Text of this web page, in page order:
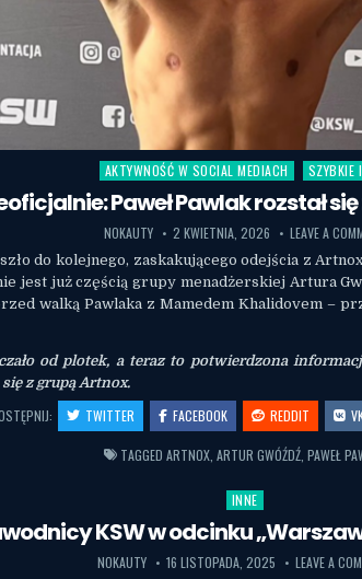
Posted in
AKTYWNOŚĆ W SOCIAL MEDIACH SZYBKIE
Paweł Pawlak rozstał
NOKAUTY 2 KWIETNIA, 2026 LEAVE A
do kolejnego, zaskakującego odejścia z
jest już częścią grupy menadżerskiej Artura
walką Pawlaka z Mamedem Khalidovem –
od plotek, a teraz to potwierdzona
z grupą Artnox.
TWITTER FACEBOOK REDDIT
TAGGED ARTNOX, ARTUR GWÓŹDŹ, PAWEŁ
Posted in
INNE
KSW w odcinku
NOKAUTY 16 LISTOPADA, 2025 LEAVE A